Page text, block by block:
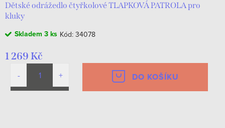
Dětské odrážedlo čtyřkolové TLAPKOVÁ PATROLA pro
kluky
Skladem 3 ks Kód: 34078
1 269 Kč
DO KOŠÍKU